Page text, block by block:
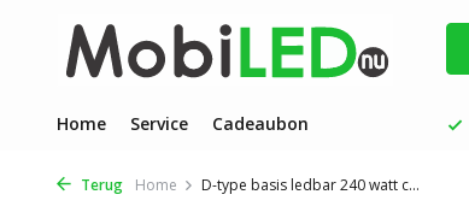
Home Service Cadeaubon
Vóór 17 uur besteld: dezelfde werkdag verzonden
Terug Home D-type basis ledbar 240 watt c...